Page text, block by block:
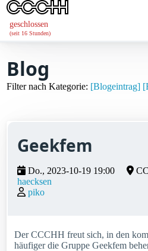
geschlossen
(seit 16 Stunden)
Blog
Filter nach Kategorie: [Blogeintrag]
Geekfem
Do., 2023-10-19 19:00
haecksen
piko
Der CCCHH freut sich, in den
häufiger die Gruppe Geekfem